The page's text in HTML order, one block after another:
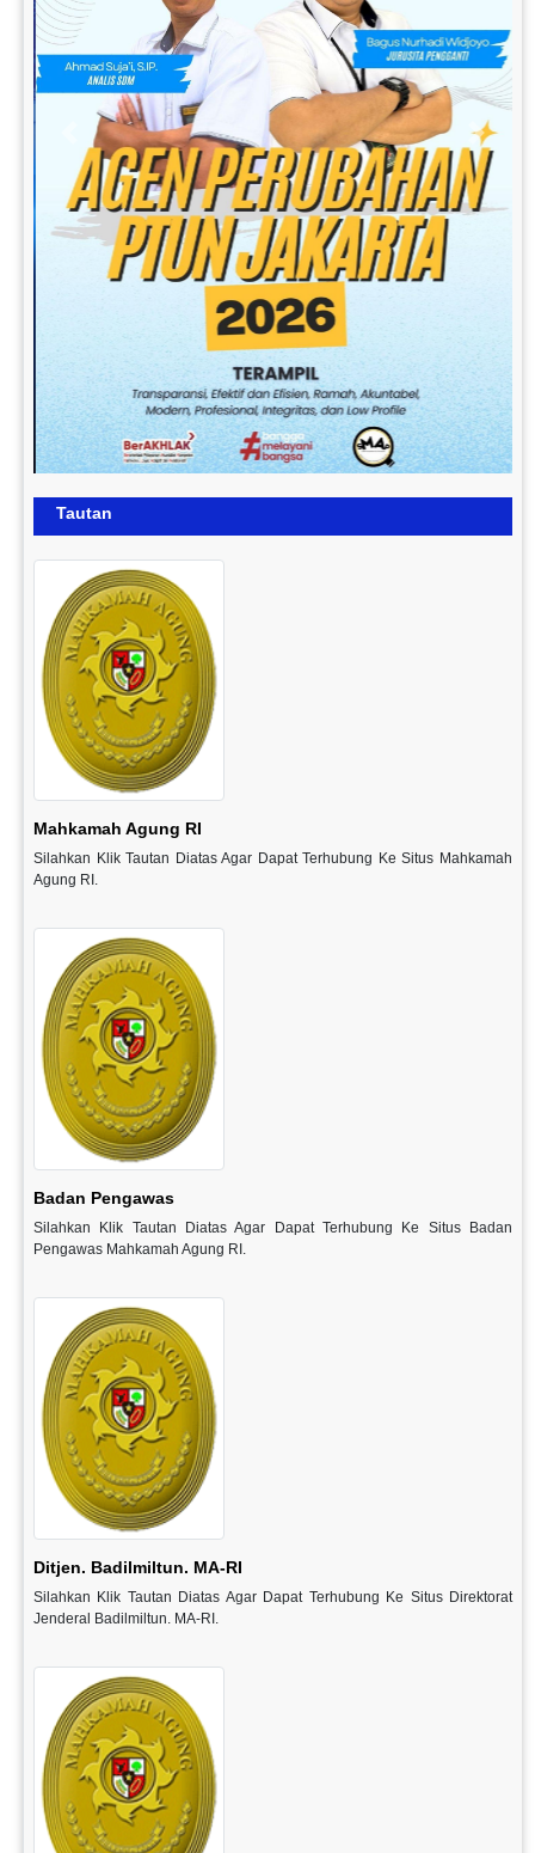
Previous Next
Tautan
Mahkamah Agung RI
Silahkan Klik Tautan Diatas Agar Dapat Terhubung Ke Situs Mahkamah
Agung RI.
Badan Pengawas
Silahkan Klik Tautan Diatas Agar Dapat Terhubung Ke Situs Badan
Pengawas Mahkamah Agung RI.
Ditjen. Badilmiltun. MA-RI
Silahkan Klik Tautan Diatas Agar Dapat Terhubung Ke Situs Direktorat
Jenderal Badilmiltun. MA-RI.